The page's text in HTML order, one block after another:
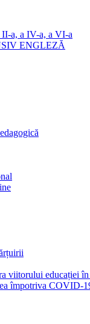
a, a IV-a, a VI-a
ENGLEZĂ
viitorului educației
împotriva COVID-